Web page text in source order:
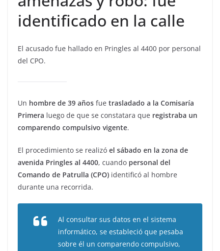
identificado en la calle
El acusado fue hallado en Pringles al 4400 por personal
del CPO.
Un hombre de 39 años fue trasladado a la Comisaría
Primera luego de que se constatara que registraba un
comparendo compulsivo vigente.
El procedimiento se realizó el sábado en la zona de
avenida Pringles al 4400, cuando personal del
Comando de Patrulla (CPO) identificó al hombre
durante una recorrida.
Al consultar sus datos en el sistema
informático, se estableció que pesaba
sobre él un comparendo compulsivo,